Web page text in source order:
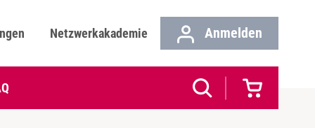
Netzwerkakademie Anmelden